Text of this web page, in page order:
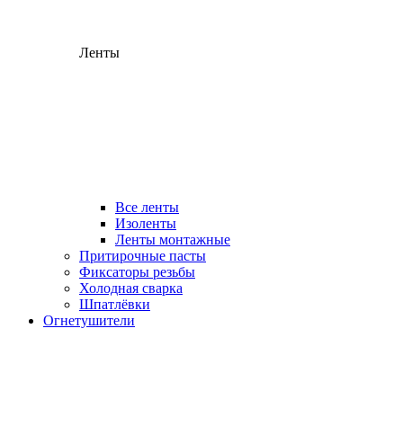
Ленты
Все ленты
Изоленты
Ленты монтажные
Притирочные пасты
Фиксаторы резьбы
Холодная сварка
Шпатлёвки
Огнетушители